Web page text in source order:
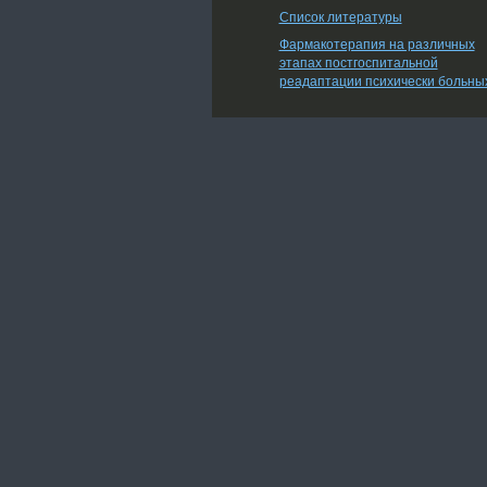
Список литературы
Фармакотерапия на различных
этапах постгоспитальной
реадаптации психически